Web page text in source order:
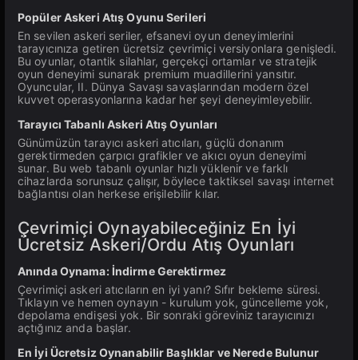
Popüler Askeri Atış Oyunu Serileri
En sevilen askeri seriler, efsanevi oyun deneyimlerini
tarayıcınıza getiren ücretsiz çevrimiçi versiyonlara genişledi.
Bu oyunlar, otantik silahlar, gerçekçi ortamlar ve stratejik
oyun deneyimi sunarak premium muadillerini yansıtır.
Oyuncular, II. Dünya Savaşı savaşlarından modern özel
kuvvet operasyonlarına kadar her şeyi deneyimleyebilir.
Tarayıcı Tabanlı Askeri Atış Oyunları
Günümüzün tarayıcı askeri atıcıları, güçlü donanım
gerektirmeden çarpıcı grafikler ve akıcı oyun deneyimi
sunar. Bu web tabanlı oyunlar hızlı yüklenir ve farklı
cihazlarda sorunsuz çalışır, böylece taktiksel savaşı internet
bağlantısı olan herkese erişilebilir kılar.
Çevrimiçi Oynayabileceğiniz En İyi
Ücretsiz Askeri/Ordu Atış Oyunları
Anında Oynama: İndirme Gerektirmez
Çevrimiçi askeri atıcıların en iyi yanı? Sıfır bekleme süresi.
Tıklayın ve hemen oynayın - kurulum yok, güncelleme yok,
depolama endişesi yok. Bir sonraki göreviniz tarayıcınızı
açtığınız anda başlar.
En İyi Ücretsiz Oynanabilir Başlıklar ve Nerede Bulunur